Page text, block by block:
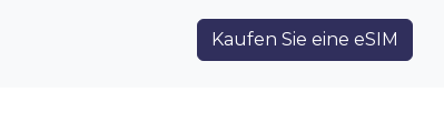
Kaufen Sie eine eSIM